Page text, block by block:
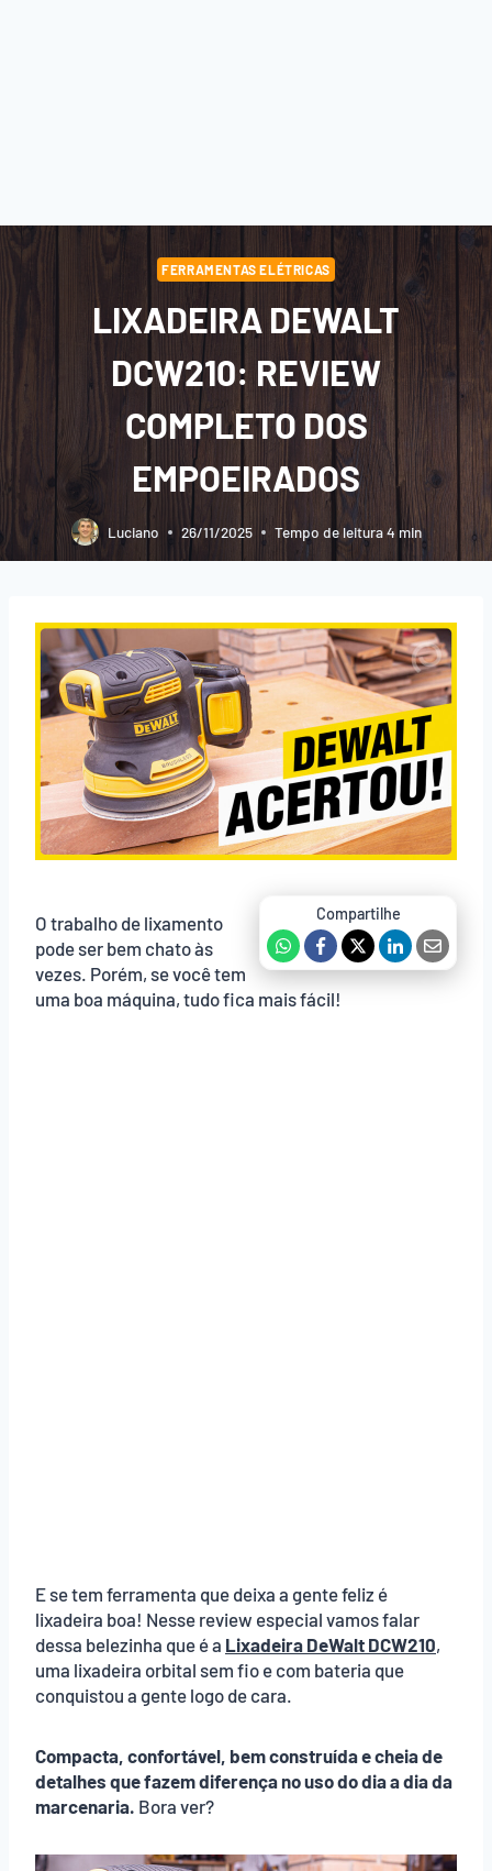
FERRAMENTAS ELÉTRICAS
LIXADEIRA DEWALT
DCW210: REVIEW
COMPLETO DOS
EMPOEIRADOS
Luciano 26/11/2025 Tempo de leitura4 min
O trabalho de lixamento
pode ser bem chato às
vezes. Porém, se você tem
uma boa máquina, tudo fica mais fácil!
E se tem ferramenta que deixa a gente feliz é
lixadeira boa! Nesse review especial vamos falar
dessa belezinha que é a Lixadeira DeWalt DCW210,
uma lixadeira orbital sem fio e com bateria que
conquistou a gente logo de cara.
Compacta, confortável, bem construída e cheia de
detalhes que fazem diferença no uso do dia a dia da
marcenaria. Bora ver?